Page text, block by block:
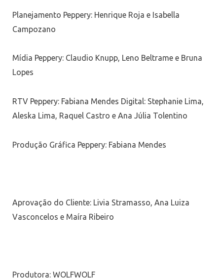
Planejamento Peppery: Henrique Roja e Isabella
Campozano
Mídia Peppery: Claudio Knupp, Leno Beltrame e Bruna
Lopes
RTV Peppery: Fabiana Mendes Digital: Stephanie Lima,
Aleska Lima, Raquel Castro e Ana Júlia Tolentino
Produção Gráfica Peppery: Fabiana Mendes
Aprovação do Cliente: Livia Stramasso, Ana Luiza
Vasconcelos e Maíra Ribeiro
Produtora: WOLFWOLF